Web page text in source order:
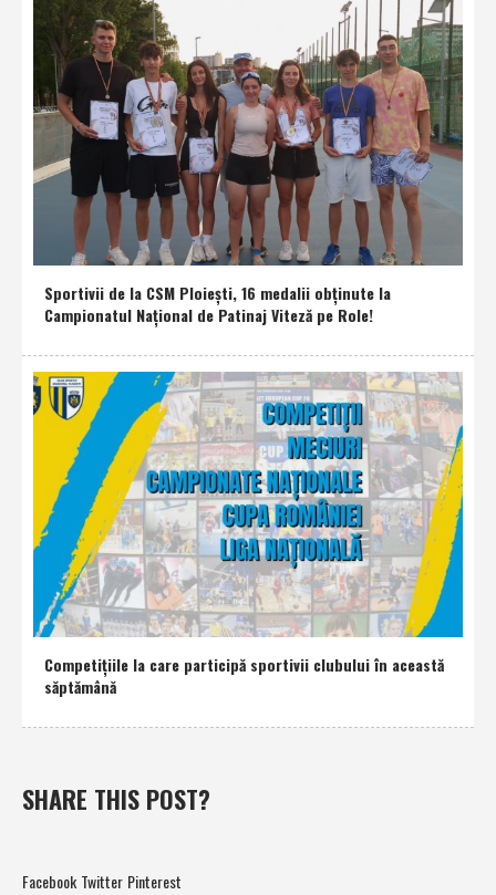
Sportivii de la CSM Ploieşti, 16 medalii obţinute la
Campionatul Naţional de Patinaj Viteză pe Role!
Competiţiile la care participă sportivii clubului în această
săptămână
SHARE THIS POST?
Facebook Twitter Pinterest